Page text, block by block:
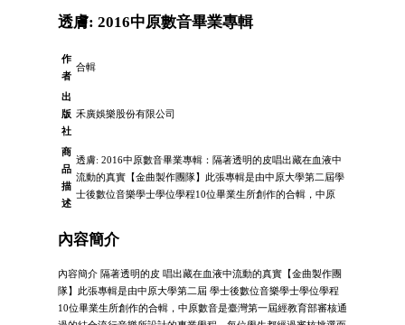
透膚: 2016中原數音畢業專輯
作
者
合輯
出
版
社
禾廣娛樂股份有限公司
商
品
描
述
透膚: 2016中原數音畢業專輯：隔著透明的皮唱出藏在血液中
流動的真實【金曲製作團隊】此張專輯是由中原大學第二屆學
士後數位音樂學士學位學程10位畢業生所創作的合輯，中原
內容簡介
內容簡介 隔著透明的皮 唱出藏在血液中流動的真實【金曲製作團
隊】此張專輯是由中原大學第二屆 學士後數位音樂學士學位學程
10位畢業生所創作的合輯，中原數音是臺灣第一屆經教育部審核通